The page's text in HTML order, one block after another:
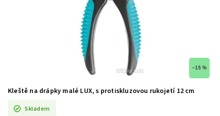
–15 %
Kleště na drápky malé LUX, s protiskluzovou rukojetí 12 cm
Skladem